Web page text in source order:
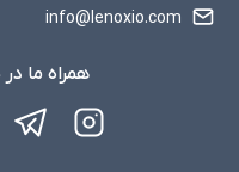
info@lenoxio.com
همراه ما